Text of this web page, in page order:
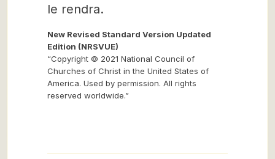
le rendra.
New Revised Standard Version Updated
Edition (NRSVUE)
“Copyright © 2021 National Council of
Churches of Christ in the United States of
America. Used by permission. All rights
reserved worldwide.”